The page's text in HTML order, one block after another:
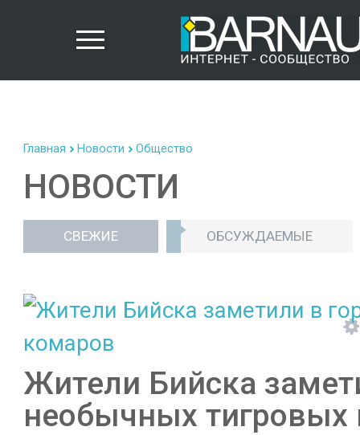
Главная Новости Общество
НОВОСТИ
СВЕЖИЕ ОБСУЖДАЕМЫЕ
Жители Бийска
необычных тигровых